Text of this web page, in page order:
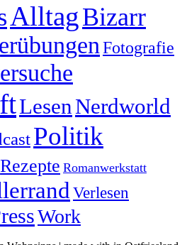
AlltagBizarr
Fotografie
LesenNerdworld
Politik
Rezepte Romanwerkstatt
Verlesen
Work